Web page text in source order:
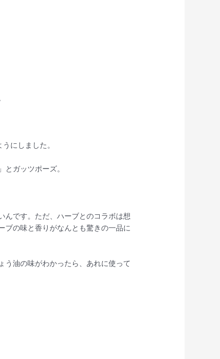
にしました。
ガッツポーズ。
んです。ただ、ハーブとのコラボは想
ブの味と香りがなんとも驚きの一品に
う油の味がわかったら、あれに使って